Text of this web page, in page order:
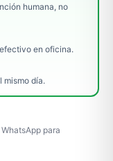
humana, no
en oficina.
mismo día.
para